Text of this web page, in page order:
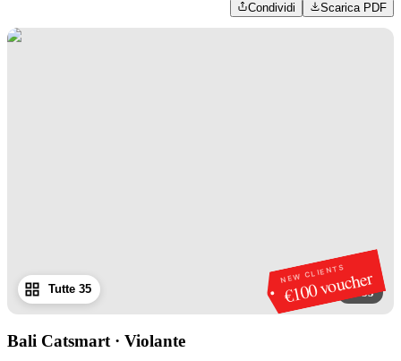
Condividi Scarica PDF
NEW CLIENTS
€100 voucher
1/35
Tutte 35
Bali Catsmart · Violante